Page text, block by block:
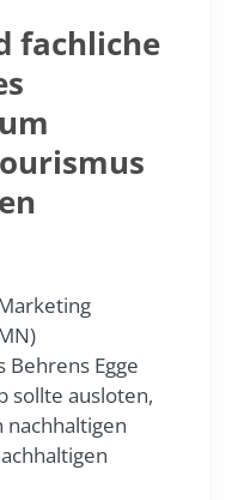
fachliche
Egge
sollte ausloten,
nachhaltigen